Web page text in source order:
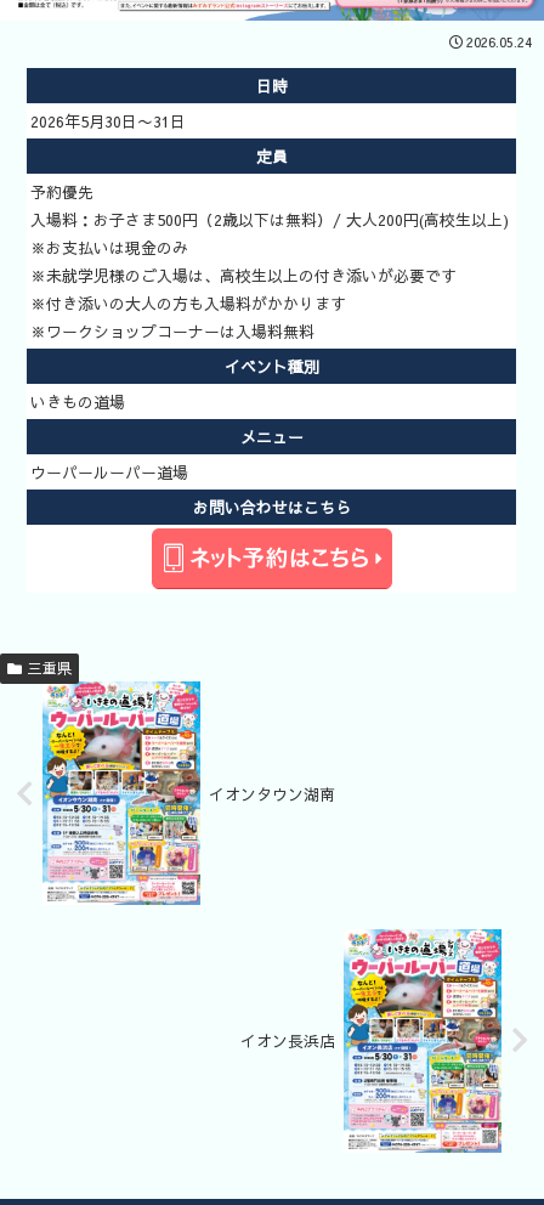
新着イベン
イベント検
いきもの道
場予約方法
2026.05.24
日時
2026年5月30日〜31日
定員
予約優先
入場料：お子さま500円（2歳以下は無料）/ 大人200円(高校生以上)
※お支払いは現金のみ
※未就学児様のご入場は、高校生以上の付き添いが必要です
※付き添いの大人の方も入場料がかかります
※ワークショップコーナーは入場料無料
イベント種別
いきもの道場
メニュー
ウーパールーパー道場
お問い合わせはこちら
三重県
イオンタウン湖南
イオン長浜店